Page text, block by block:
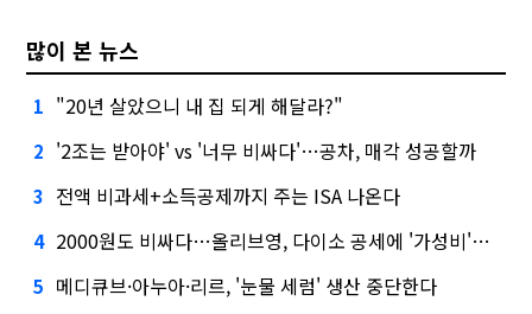
많이 본 뉴스
1 "20년 살았으니 내 집 되게 해달라?"
2 '2조는 받아야' vs '너무 비싸다'…공차, 매각 성공할까
3 전액 비과세+소득공제까지 주는 ISA 나온다
4 2000원도 비싸다…올리브영, 다이소 공세에 '가성비'로 맞불
5 메디큐브·아누아·리르, '눈물 세럼' 생산 중단한다